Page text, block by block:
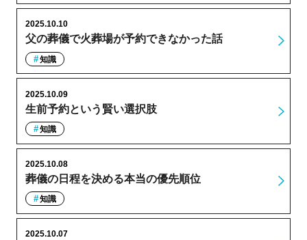
父の葬儀で火葬場が予約できなかった話
2025.10.10
知識
生前予約という賢い選択肢
2025.10.09
知識
葬儀の日程を決める本当の優先順位
2025.10.08
知識
2025.10.07